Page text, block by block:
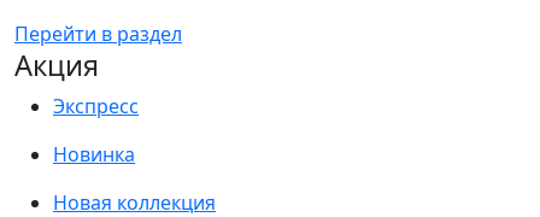
Перейти в раздел
Акция
Экспресс
Новинка
Новая коллекция